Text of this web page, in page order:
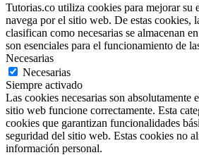
Tutorias.co utiliza cookies para mejorar su
navega por el sitio web. De estas cookies,
clasifican como necesarias se almacenan
son esenciales para el funcionamiento de
Necesarias
Necesarias
Siempre activado
Las cookies necesarias son absolutamente
sitio web funcione correctamente. Esta
cookies que garantizan funcionalidades
seguridad del sitio web. Estas cookies no
información personal.